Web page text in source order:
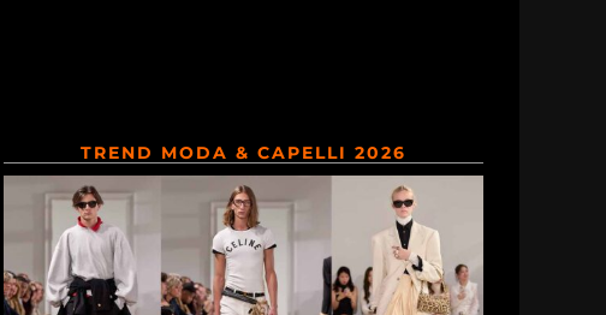
TREND MODA & CAPELLI 2026